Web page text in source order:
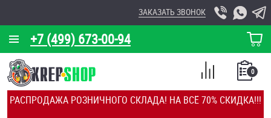
РАСПРОДАЖА РОЗНИЧНОГО СКЛАДА! НА ВСЁ 70% СКИДКА!!!
+7 (499) 673-00-94
ЗАКАЗАТЬ ЗВОНОК
КОРЗИНА
О КОМПАНИИ
КАЛЬКУЛЯТОР
0
СПИСОК
СРАВНЕНИЕ